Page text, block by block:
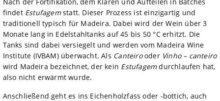
findet Estufagemstatt. Dieser Prozess ist einzigartig und
traditionell typisch für Madeira. Dabei wird der Wein über 3
Monate lang in Edelstahltanks auf 45 bis 50 °C erhitzt. Die
Tanks sind dabei versiegelt und werden vom Madeira Wine
Institute (IVBAM) überwacht. Als Canteirooder Vinho – canteiro
wird Madeira bezeichnet, der kein Estufagemdurchlaufen hat,
also nicht erwärmt wurde.
Anschließend geht es ins Eichenholzfass oder -bottich, auch